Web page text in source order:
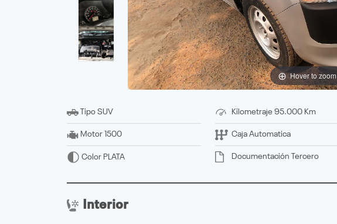
Hover to zoom
Tipo SUV
Motor 1500
Color PLATA
Kilometraje 95.000 Km
Caja Automatica
Documentación tercero
Interior